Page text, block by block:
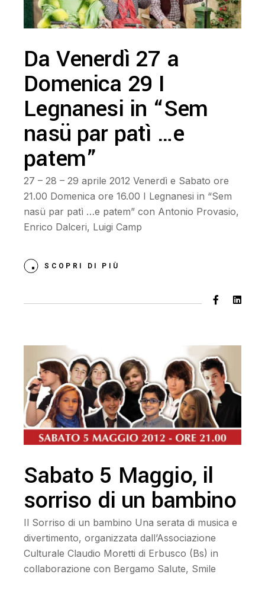
Da Venerdì 27 a
Domenica 29 I
Legnanesi in “Sem
nasü par patì …e
patem”
27 – 28 – 29 aprile 2012 Venerdì e Sabato ore
21.00 Domenica ore 16.00 I Legnanesi in “Sem
nasü par patì …e patem” con Antonio Provasio,
Enrico Dalceri, Luigi Camp
SCOPRI DI PIÙ
Sabato 5 Maggio, il
sorriso di un bambino
Il Sorriso di un bambino Una serata di musica e
divertimento, organizzata dall’Associazione
Culturale Claudio Moretti di Erbusco (Bs) in
collaborazione con Bergamo Salute, Smile